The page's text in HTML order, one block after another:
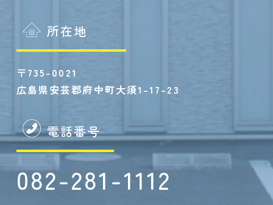
所在地
〒735-0021
広島県安芸郡府中町大須1-17-23
電話番号
082-281-1112